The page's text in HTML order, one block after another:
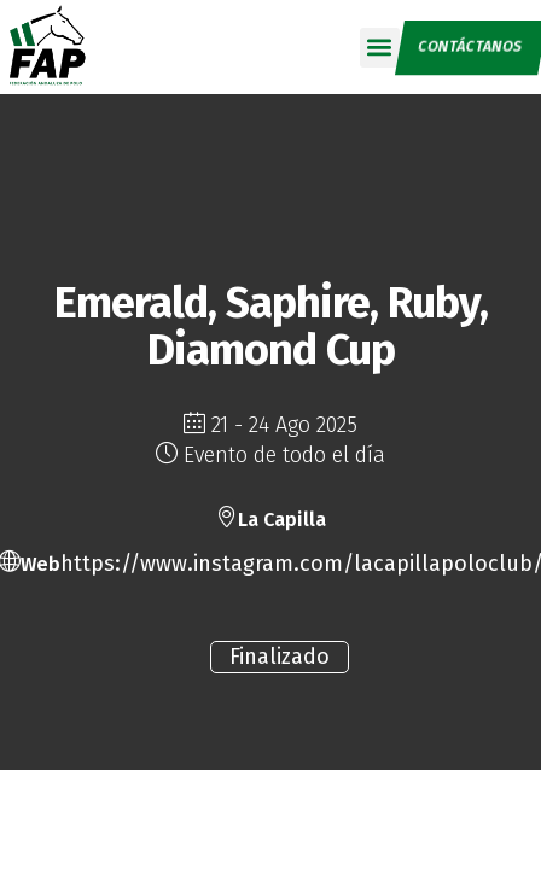
CONTÁCTANOS
Emerald, Saphire, Ruby,
Diamond Cup
21 - 24 Ago 2025
Finalizado
Evento de todo el día
La Capilla
Webhttps://www.instagram.com/